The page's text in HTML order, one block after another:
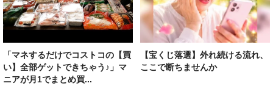
「マネするだけでコストコの【買
い】全部ゲットできちゃう♪」マ
ニアが月1でまとめ買...
【宝くじ落選】外れ続ける流れ、
ここで断ちませんか